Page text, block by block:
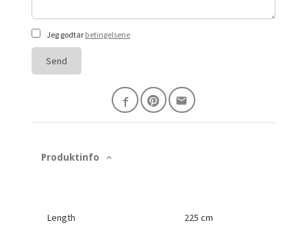
Jeg godtar betingelsene
Send
Produktinfo
Length 225 cm